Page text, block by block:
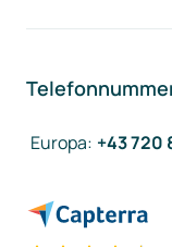
Europa: +43 720